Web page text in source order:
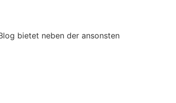
bietet neben der ansonsten